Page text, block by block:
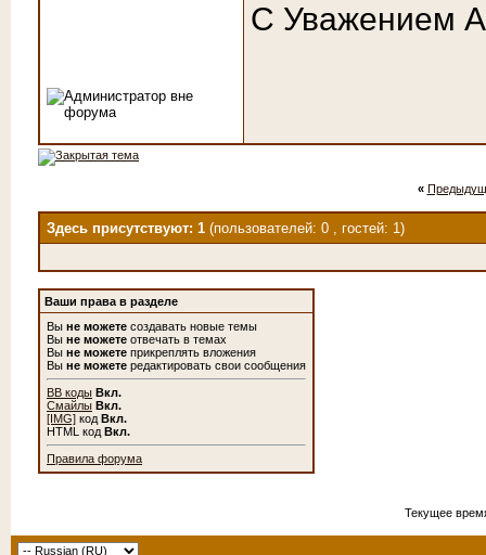
С Уважением
«
Здесь присутствуют: 1 (пользователей: 0 , гостей: 1)
Ваши права в разделе
Вы не можете создавать новые темы
Вы не можете отвечать в темах
Вы не можете прикреплять вложения
Вы не можете редактировать свои сообщения
BB коды Вкл.
Смайлы Вкл.
[IMG] код Вкл.
HTML код Вкл.
Правила форума
Текущее